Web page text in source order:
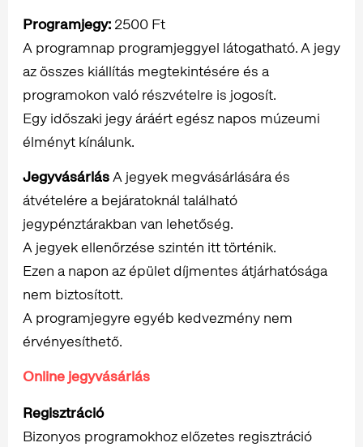
Programjegy: 2500 Ft
A programnap programjeggyel látogatható. A jegy
az összes kiállítás megtekintésére és a
programokon való részvételre is jogosít.
Egy időszaki jegy áráért egész napos múzeumi
élményt kínálunk.
JegyvásárlásA jegyek megvásárlására és
átvételére a bejáratoknál található
jegypénztárakban van lehetőség.
A jegyek ellenőrzése szintén itt történik.
Ezen a napon az épület díjmentes átjárhatósága
nem biztosított.
A programjegyre egyéb kedvezmény nem
érvényesíthető.
Online jegyvásárlás
Regisztráció
Bizonyos programokhoz előzetes regisztráció